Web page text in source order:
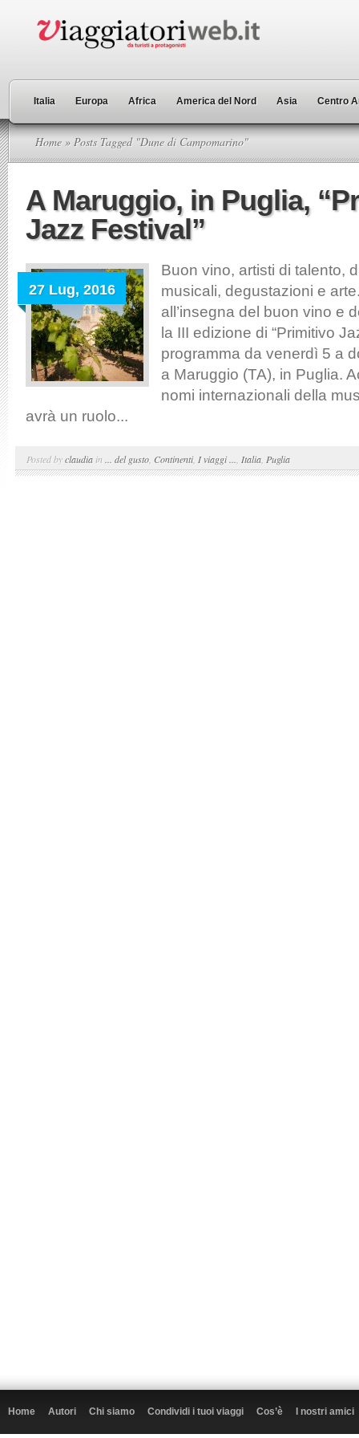
Italia Europa Africa America del Nord Asia Centro
Home » Posts Tagged "Dune di Campomarino"
A Maruggio, in Puglia,
Jazz Festival”
27 Lug, 2016
Buon vino, artisti di talento,
musicali, degustazioni e
all’insegna del buon vino e
la III edizione di “Primitivo
programma da venerdì 5 a
a Maruggio (TA), in Puglia.
nomi internazionali della
avrà un ruolo...
Posted byclaudia in ... del gusto Continenti, I viaggi ... Italia Puglia
Home Autori Chi siamo Condividi i tuoi viaggi Cos’è I nostri amici